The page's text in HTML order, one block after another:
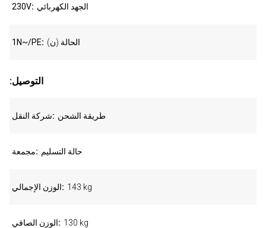
230V الجهد الكهربائي
1N~/PE الحالة (ن)
:التوصيل
شركة النقل طريقة الشحن
مجمعة حالة التسليم
الوزن الإجمالي 143 kg
الوزن الصافي 130 kg